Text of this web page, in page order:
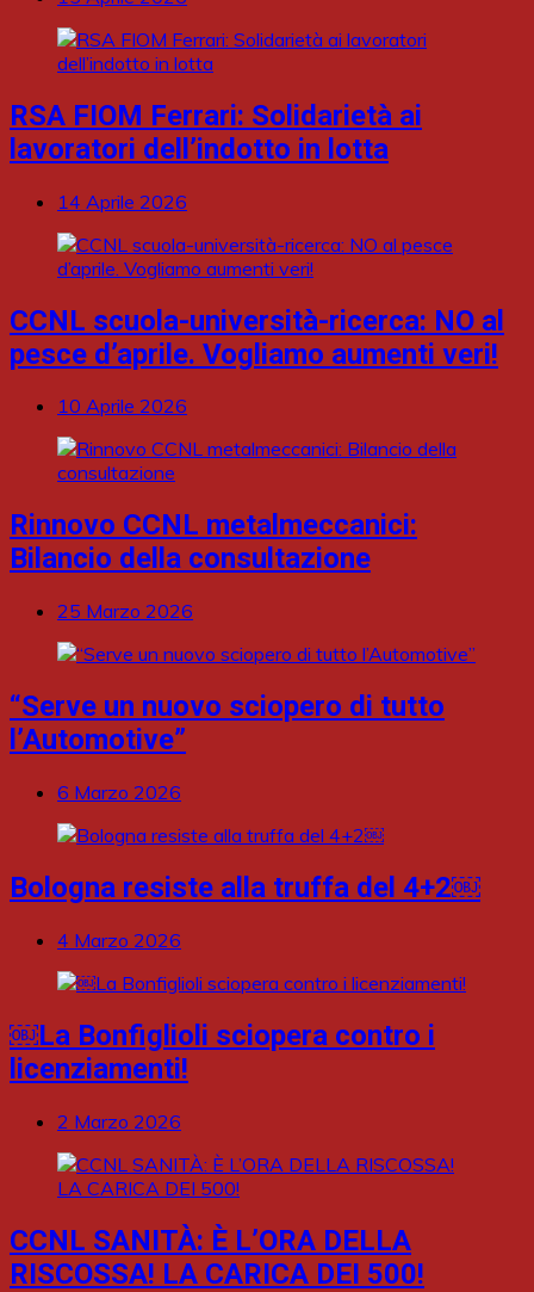
RSA FIOM Ferrari: Solidarietà ai
lavoratori dell’indotto in lotta
14 Aprile 2026
CCNL scuola-università-ricerca: NO al
pesce d’aprile. Vogliamo aumenti veri!
10 Aprile 2026
Rinnovo CCNL metalmeccanici:
Bilancio della consultazione
25 Marzo 2026
“Serve un nuovo sciopero di tutto
l’Automotive”
6 Marzo 2026
Bologna resiste alla truffa del 4+2￼
4 Marzo 2026
￼La Bonfiglioli sciopera contro i
licenziamenti!
2 Marzo 2026
CCNL SANITÀ: È L’ORA DELLA
RISCOSSA! LA CARICA DEI 500!